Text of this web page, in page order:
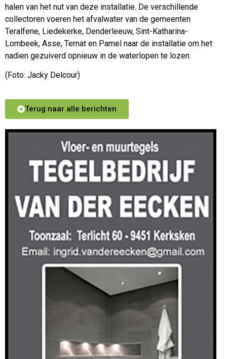
halen van het nut van deze installatie. De verschillende
collectoren voeren het afvalwater van de gemeenten
Teralfene, Liedekerke, Denderleeuw, Sint-Katharina-
Lombeek, Asse, Ternat en Pamel naar de installatie om het
nadien gezuiverd opnieuw in de waterlopen te lozen.
(Foto: Jacky Delcour)
Terug naar alle berichten